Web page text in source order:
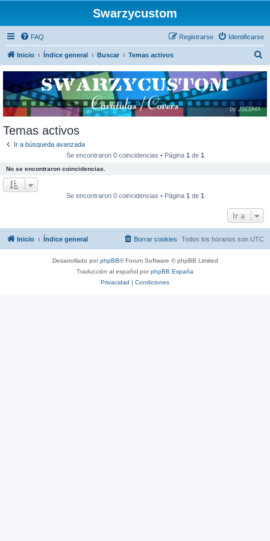
Swarzycustom
FAQ Identificarse
Registrarse
Inicio Índice general Buscar Temas activos
c
Temas activos
Ir a búsqueda avanzada
Se encontraron 0 coincidencias • Página 1de 1
No se encontraron coincidencias.
Se encontraron 0 coincidencias • Página 1de 1
Ir a
Inicio Índice general Todos los horarios son UTC
Borrar cookies
Desarrollado porphpBB® Forum Software © phpBB Limited
Traducción al español porphpBB España
Privacidad
Condiciones